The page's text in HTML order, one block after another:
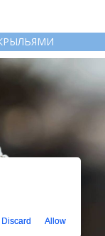
Discard Allow